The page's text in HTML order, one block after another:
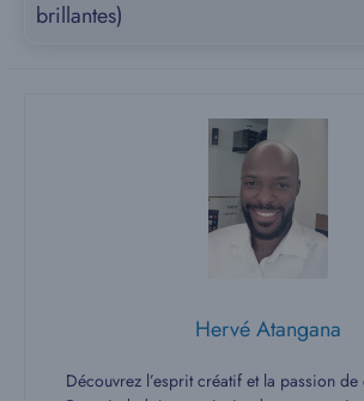
brillantes)
Hervé Atangana
Découvrez l’esprit créatif et la passion